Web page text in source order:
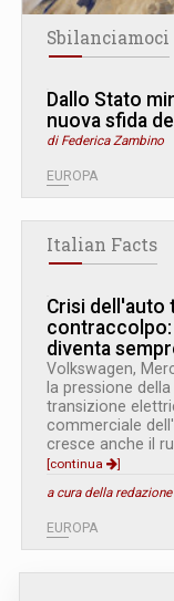
Sbilanciamoci
Dallo Stato
nuova sfida
di Federica Zambino
EUROPA
Italian Facts
Crisi dell'auto
contraccolpo:
diventa
Volkswagen,
la pressione
transizione
commerciale
cresce anche il
[continua
]
a cura della redazione
EUROPA